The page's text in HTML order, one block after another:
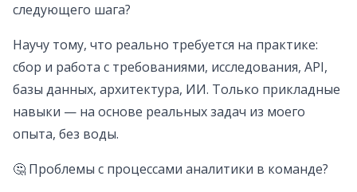
следующего шага?
Научу тому, что реально требуется на практике:
сбор и работа с требованиями, исследования, API,
базы данных, архитектура, ИИ. Только прикладные
навыки — на основе реальных задач из моего
опыта, без воды.
🤔 Проблемы с процессами аналитики в команде?